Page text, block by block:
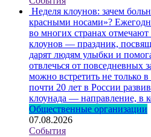
Неделя клоунов: зачем
красными носами»?
во многих странах
клоунов — праздник,
дарят людям улыбки и
отвлечься от повседневных
можно встретить не только
почти 20 лет в России
клоунада — направление,
Общественные организации
07.08.2026
События